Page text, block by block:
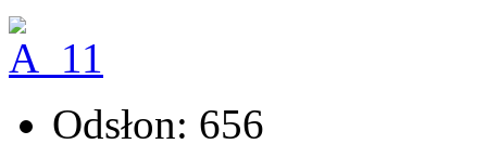
Odsłon: 656